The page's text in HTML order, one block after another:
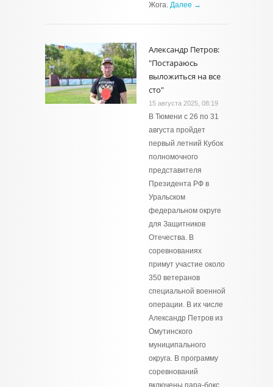
Жога. Далее →
Александр Петров:
"Постараюсь
выложиться на все
сто"
15 августа 2025, 08:19
В Тюмени с 26 по 31
августа пройдет
первый летний Кубок
полномочного
представителя
Президента РФ в
Уральском
федеральном округе
для Защитников
Отечества. В
соревнованиях
примут участие около
350 ветеранов
специальной военной
операции. В их числе
Александр Петров из
Омутинского
муниципального
округа. В программу
соревнований
включены пара-бокс,